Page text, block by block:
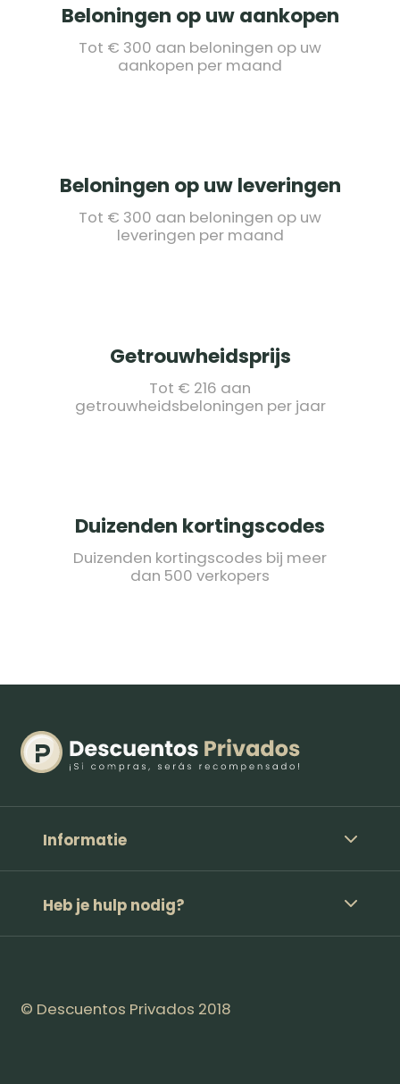
Beloningen op uw aankopen
Tot € 300 aan beloningen op uw
aankopen per maand
Beloningen op uw leveringen
Tot € 300 aan beloningen op uw
leveringen per maand
Getrouwheidsprijs
Tot € 216 aan
getrouwheidsbeloningen per jaar
Duizenden kortingscodes
Duizenden kortingscodes bij meer
dan 500 verkopers
Informatie
Heb je hulp nodig?
© Descuentos Privados 2018